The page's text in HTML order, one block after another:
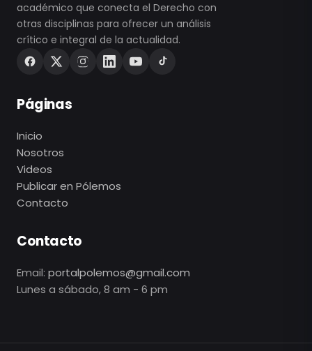
académico que conecta el Derecho con
otras disciplinas para ofrecer un análisis
crítico e integral de la actualidad.
Páginas
Inicio
Nosotros
Videos
Publicar en Pólemos
Contacto
Contacto
Email: portalpolemos@gmail.com
Lunes a sábado, 8 am - 6 pm